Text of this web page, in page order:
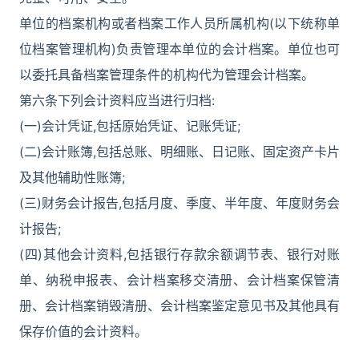
单位的档案机构或者档案工作人员所属机构(以下统称单
位档案管理机构)负责管理本单位的会计档案。单位也可
以委托具备档案管理条件的机构代为管理会计档案。
第六条下列会计资料应当进行归档:
(一)会计凭证,包括原始凭证、记账凭证;
(二)会计账簿,包括总账、明细账、日记账、固定资产卡片
及其他辅助性账簿;
(三)财务会计报告,包括月度、季度、半年度、年度财务会
计报告;
(四)其他会计资料,包括银行存款余额调节表、银行对账
单、纳税申报表、会计档案移交清册、会计档案保管清
册、会计档案销毁清册、会计档案鉴定意见书及其他具有
保存价值的会计资料。